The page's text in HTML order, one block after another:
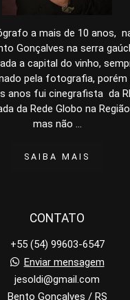
a mais de 10 anos,
Gonçalves na serra
a capital do vinho,
pela fotografia, porém
anos fui cinegrafista da
da Rede Globo na
mas não ...
SAIBA MAIS
CONTATO
+55 (54) 99603-6547
Enviar mensagem
jesoldi@gmail.com
Bento Gonçalves / RS